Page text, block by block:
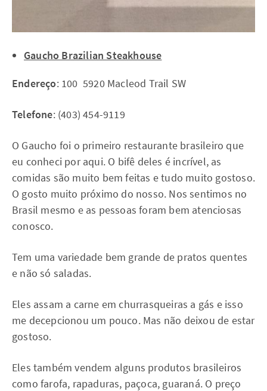
Gaucho Brazilian Steakhouse
Endereço: 100 ­ 5920 Macleod Trail SW
Telefone: (403) 454-9119
O Gaucho foi o primeiro restaurante brasileiro que
eu conheci por aqui. O bifê deles é incrível, as
comidas são muito bem feitas e tudo muito gostoso.
O gosto muito próximo do nosso. Nos sentimos no
Brasil mesmo e as pessoas foram bem atenciosas
conosco.
Tem uma variedade bem grande de pratos quentes
e não só saladas.
Eles assam a carne em churrasqueiras a gás e isso
me decepcionou um pouco. Mas não deixou de estar
gostoso.
Eles também vendem alguns produtos brasileiros
como farofa, rapaduras, paçoca, guaraná. O preço